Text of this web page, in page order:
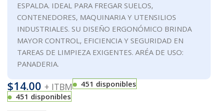
ESPALDA. IDEAL PARA FREGAR SUELOS,
CONTENEDORES, MAQUINARIA Y UTENSILIOS
INDUSTRIALES. SU DISEÑO ERGONÓMICO BRINDA
MAYOR CONTROL, EFICIENCIA Y SEGURIDAD EN
TAREAS DE LIMPIEZA EXIGENTES. ARÉA DE USO:
PANADERIA.
$14.00 + ITBM
451 disponibles
451 disponibles